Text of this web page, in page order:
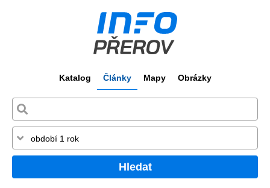
Katalog Články Mapy Obrázky
Hledat